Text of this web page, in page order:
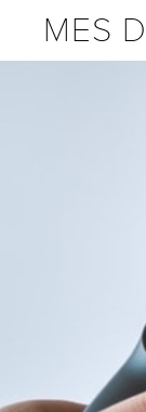
MES